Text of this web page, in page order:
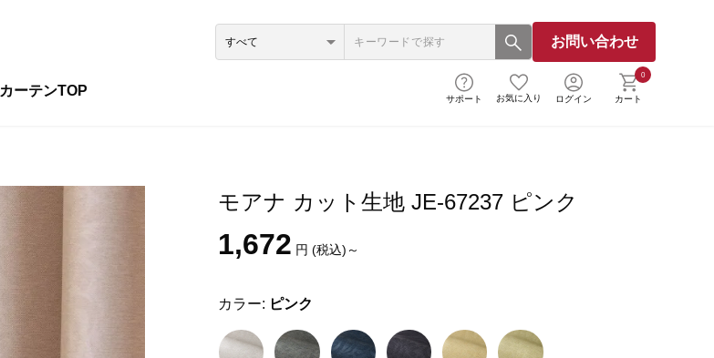
お問い合わせ
カーテンTOP
サポート お気に入り ログイン
0
カート
モアナ カット生地 JE-67237 ピンク
1,672 円 (税込)～
カラー: ピンク